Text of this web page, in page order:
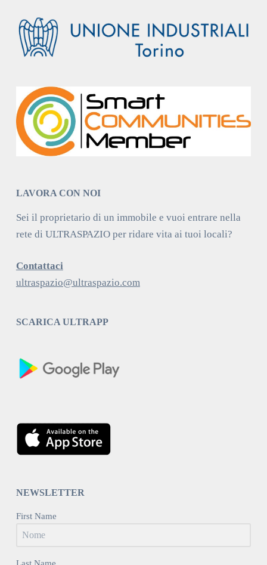
LAVORA CON NOI
Sei il proprietario di un immobile e vuoi entrare nella
rete di ULTRASPAZIO per ridare vita ai tuoi locali?
Contattaci
ultraspazio@ultraspazio.com
SCARICA ULTRAPP
NEWSLETTER
First Name